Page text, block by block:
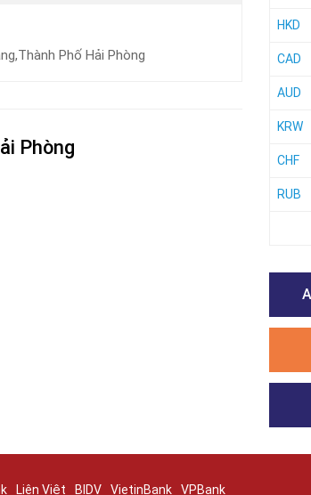
Phố Hải Phòng
Phòng
HKD
CAD
AUD
KRW
CHF
RUB
Liên Việt BIDV VietinBank VPBank